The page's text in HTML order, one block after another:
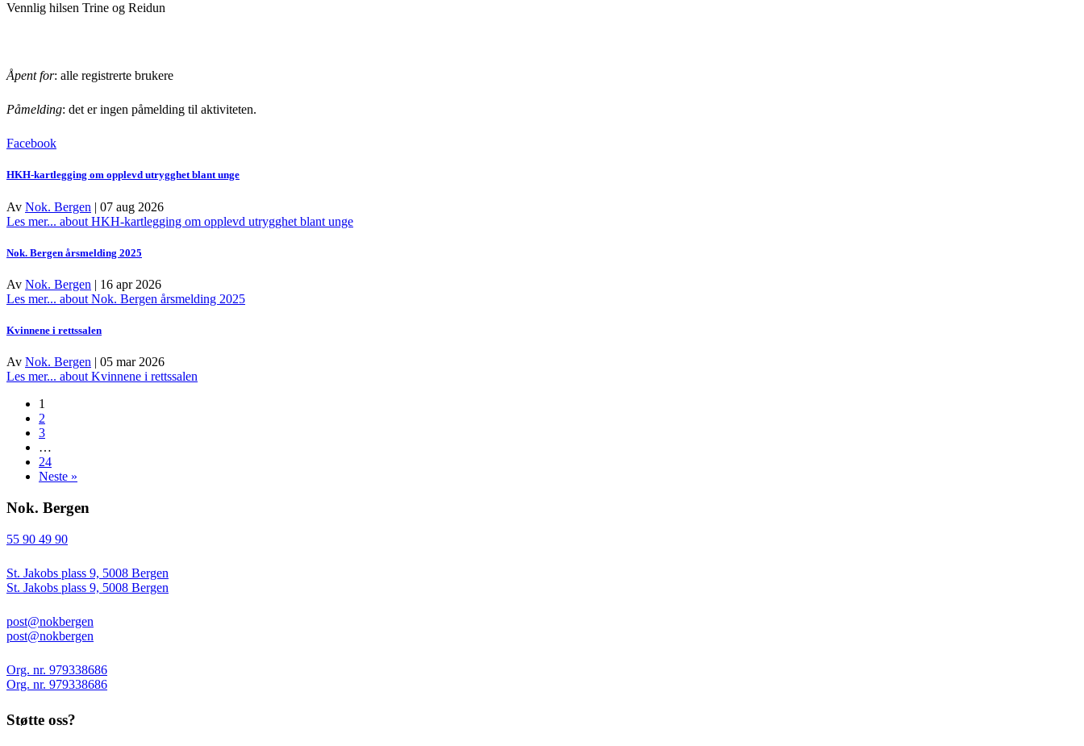
Vennlig hilsen Trine og Reidun
Åpent for: alle registrerte brukere
Påmelding: det er ingen påmelding til aktiviteten.
Facebook
HKH-kartlegging om opplevd utrygghet blant unge
Av Nok. Bergen | 07 aug 2026
Les mer... about HKH-kartlegging om opplevd utrygghet blant unge
Nok. Bergen årsmelding 2025
Av Nok. Bergen | 16 apr 2026
Les mer... about Nok. Bergen årsmelding 2025
Kvinnene i rettssalen
Av Nok. Bergen | 05 mar 2026
Les mer... about Kvinnene i rettssalen
1
2
3
…
24
Neste »
Nok. Bergen
55 90 49 90
St. Jakobs plass 9, 5008 Bergen
St. Jakobs plass 9, 5008 Bergen
post@nokbergen
post@nokbergen
Org. nr. 979338686
Org. nr. 979338686
Støtte oss?